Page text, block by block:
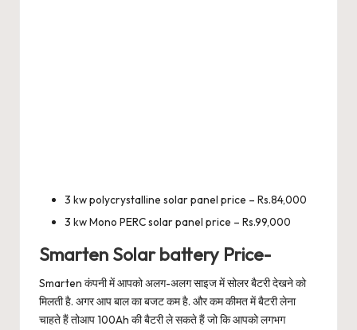
3 kw polycrystalline solar panel price – Rs.84,000
3 kw Mono PERC solar panel price – Rs.99,000
Smarten Solar battery Price-
Smarten कंपनी में आपको अलग-अलग साइज में सोलर बैटरी देखने को
मिलती है. अगर आप बाल का बजट कम है. और कम कीमत में बैटरी लेना
चाहते हैं तोआप 100Ah की बैटरी ले सकते हैं जो कि आपको लगभग